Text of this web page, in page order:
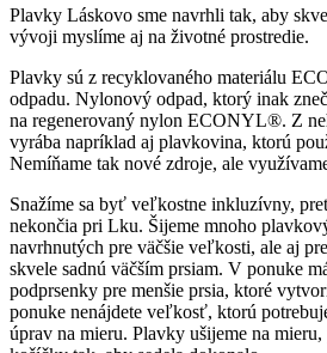
Plavky Láskovo sme navrhli tak, aby
vývoji myslíme aj na životné prostredie.
Plavky sú z recyklovaného materiálu
odpadu. Nylonový odpad, ktorý inak
na regenerovaný nylon ECONYL®. Z
vyrába napríklad aj plavkovina, ktorú
Nemíňame tak nové zdroje, ale
Snažíme sa byť veľkostne inkluzívny,
nekončia pri Lku. Šijeme mnoho
navrhnutých pre väčšie veľkosti, ale aj
skvele sadnú väčším prsiam. V ponuke
podprsenky pre menšie prsia, ktoré
ponuke nenájdete veľkosť, ktorú
úprav na mieru. Plavky ušijeme na